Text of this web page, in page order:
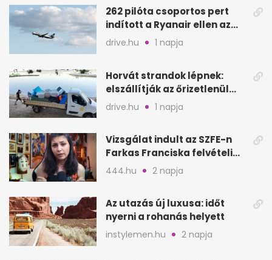
262 pilóta csoportos pert
indított a Ryanair ellen az
Egyesült Királyságban
drive.hu 1 napja
Horvát strandok lépnek:
elszállítják az őrizetlenül
hagyott törölközőket
drive.hu 1 napja
Vizsgálat indult az SZFE-n
Farkas Franciska felvételi
videója után
444.hu 2 napja
Az utazás új luxusa: időt
nyerni a rohanás helyett
instylemen.hu 2 napja